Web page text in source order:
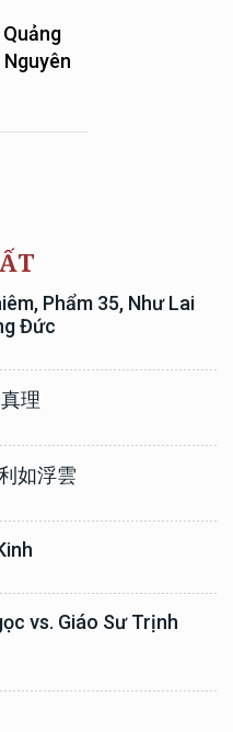
Phẩm 35, Như Lai
Đức
理
如浮雲
vs. Giáo Sư Trịnh